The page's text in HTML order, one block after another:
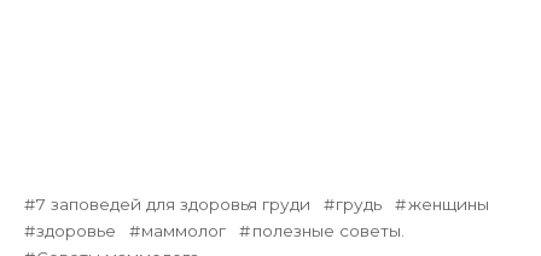
7 заповедей для здоровья груди грудь
женщины
здоровье
маммолог
полезные советы.